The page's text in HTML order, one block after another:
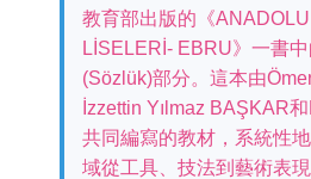
教育部出版的《
LİSELERİ- EBRU》一書
(Sözlük)部分。這本由
İzzettin Yılmaz BAŞKAR
共同編寫的教材，系統性
域從工具、技法到藝術表